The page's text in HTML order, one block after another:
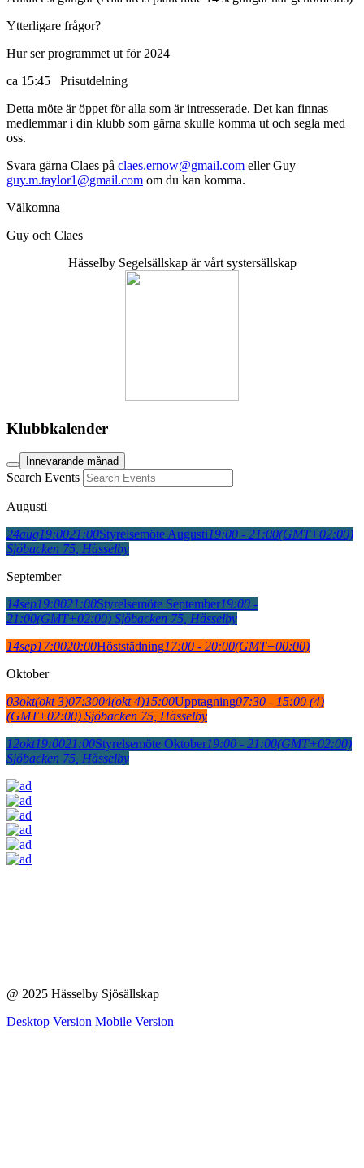
Ytterligare frågor?
Hur ser programmet ut för 2024
ca 15:45 Prisutdelning
Detta möte är öppet för alla som är intresserade. Det kan finnas
medlemmar i din klubb som gärna skulle komma ut och segla med
oss.
Svara gärna Claes på claes.ernow@gmail.com eller Guy
guy.m.taylor1@gmail.com om du kan komma.
Välkomna
Guy och Claes
Hässelby Segelsällskap är vårt systersällskap
Klubbkalender
Innevarande månad
Search Events
Augusti
24aug19:0021:00Styrelsemöte Augusti19:00 - 21:00(GMT+02:00)
Sjöbacken 75, Hässelby
September
14sep19:0021:00Styrelsemöte September19:00 -
21:00(GMT+02:00) Sjöbacken 75, Hässelby
14sep17:0020:00Höststädning17:00 - 20:00(GMT+00:00)
Oktober
03okt(okt 3)07:3004(okt 4)15:00Upptagning07:30 - 15:00 (4)
(GMT+02:00) Sjöbacken 75, Hässelby
12okt19:0021:00Styrelsemöte Oktober19:00 - 21:00(GMT+02:00)
Sjöbacken 75, Hässelby
@ 2025 Hässelby Sjösällskap
Desktop Version Mobile Version